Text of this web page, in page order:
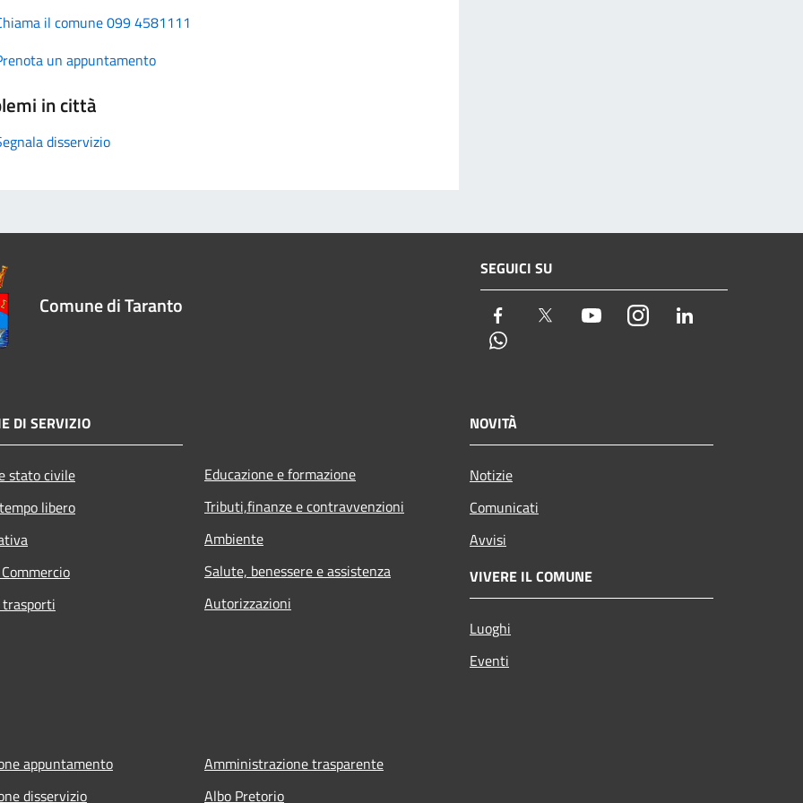
il comune 099 4581111
un appuntamento
in città
disservizio
Comune di Taranto
SEGUICI SU
Facebook Twitter YoutubeInstagram
DI SERVIZIO
stato civile
libero
Educazione e formazione
Tributi,finanze e contravvenzioni
Ambiente
Salute, benessere e assistenza
Autorizzazioni
NOVITÀ
Notizie
Comunicati
Avvisi
VIVERE IL COMUNE
Luoghi
Eventi
appuntamento
disservizio
Amministrazione trasparente
Albo Pretorio